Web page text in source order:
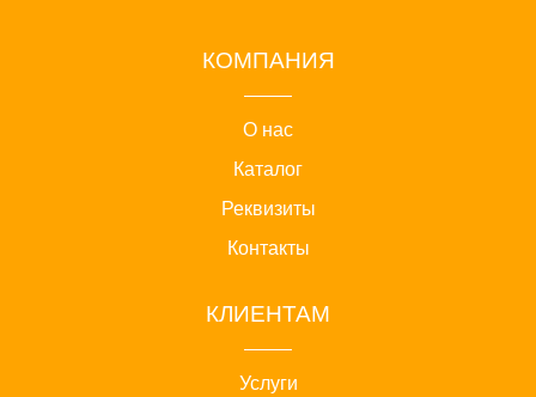
КОМПАНИЯ
О нас
Каталог
Реквизиты
Контакты
КЛИЕНТАМ
Услуги